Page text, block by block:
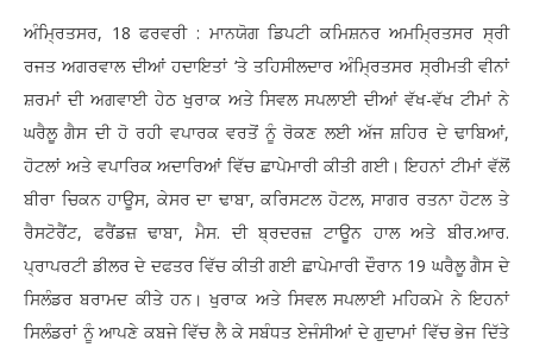
ਅੰਮ੍ਰਿਤਸਰ, 18 ਫਰਵਰੀ : ਮਾਨਯੋਗ ਡਿਪਟੀ ਕਮਿਸ਼ਨਰ ਅਮਮ੍ਰਿਤਸਰ ਸ੍ਰੀ
ਰਜਤ ਅਗਰਵਾਲ ਦੀਆਂ ਹਦਾਇਤਾਂ ‘ਤੇ ਤਹਿਸੀਲਦਾਰ ਅੰਮ੍ਰਿਤਸਰ ਸ੍ਰੀਮਤੀ ਵੀਨਾਂ
ਸ਼ਰਮਾਂ ਦੀ ਅਗਵਾਈ ਹੇਠ ਖੁਰਾਕ ਅਤੇ ਸਿਵਲ ਸਪਲਾਈ ਦੀਆਂ ਵੱਖ-ਵੱਖ ਟੀਮਾਂ ਨੇ
ਘਰੈਲੂ ਗੈਸ ਦੀ ਹੋ ਰਹੀ ਵਪਾਰਕ ਵਰਤੋਂ ਨੂੰ ਰੋਕਣ ਲਈ ਅੱਜ ਸ਼ਹਿਰ ਦੇ ਢਾਬਿਆਂ,
ਹੋਟਲਾਂ ਅਤੇ ਵਪਾਰਿਕ ਅਦਾਰਿਆਂ ਵਿੱਚ ਛਾਪੇਮਾਰੀ ਕੀਤੀ ਗਈ। ਇਹਨਾਂ ਟੀਮਾਂ ਵੱਲੋਂ
ਬੀਰਾ ਚਿਕਨ ਹਾਊਸ, ਕੇਸਰ ਦਾ ਢਾਬਾ, ਕਰਿਸਟਲ ਹੋਟਲ, ਸਾਗਰ ਰਤਨਾ ਹੋਟਲ ਤੇ
ਰੈਸਟੋਰੈਂਟ, ਫਰੈਂਡਜ਼ ਢਾਬਾ, ਮੈਸ. ਦੀ ਬ੍ਰਦਰਜ਼ ਟਾਊਨ ਹਾਲ ਅਤੇ ਬੀਰ.ਆਰ.
ਪ੍ਰਾਪਰਟੀ ਡੀਲਰ ਦੇ ਦਫਤਰ ਵਿੱਚ ਕੀਤੀ ਗਈ ਛਾਪੇਮਾਰੀ ਦੌਰਾਨ 19 ਘਰੈਲੂ ਗੈਸ ਦੇ
ਸਿਲੰਡਰ ਬਰਾਮਦ ਕੀਤੇ ਹਨ। ਖੁਰਾਕ ਅਤੇ ਸਿਵਲ ਸਪਲਾਈ ਮਹਿਕਮੇ ਨੇ ਇਹਨਾਂ
ਸਿਲੰਡਰਾਂ ਨੂੰ ਆਪਣੇ ਕਬਜੇ ਵਿੱਚ ਲੈ ਕੇ ਸਬੰਧਤ ਏਜੰਸੀਆਂ ਦੇ ਗੁਦਾਮਾਂ ਵਿੱਚ ਭੇਜ ਦਿੱਤੇ